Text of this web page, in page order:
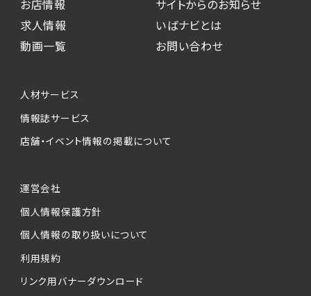
お店情報
求人情報
動画一覧
サイトからのお知らせ
いばナビとは
お問い合わせ
人材サービス
情報誌サービス
店舗・イベント情報の掲載について
運営会社
個人情報保護方針
個人情報の取り扱いについて
利用規約
リンク用バナーダウンロード